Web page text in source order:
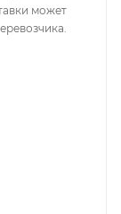
может